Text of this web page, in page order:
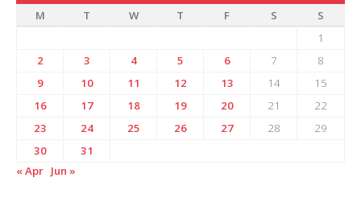
M
T W T F S
S
1
2
3 4 5 6 7
8
9
10 11 12 13 14
15
16
17 18 19 20 21
22
23
24 25 26 27 28
29
30
31
« Apr Jun »